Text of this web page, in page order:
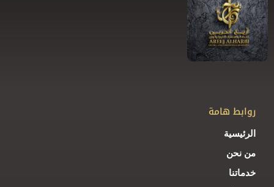
روابط هامة
الرئيسية
من نحن
خدماتنا